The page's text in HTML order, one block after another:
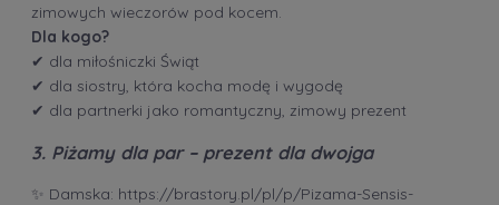
zimowych wieczorów pod kocem.
Dla kogo?
✔ dla miłośniczki Świąt
✔ dla siostry, która kocha modę i wygodę
✔ dla partnerki jako romantyczny, zimowy prezent
3. Piżamy dla par – prezent dla dwojga
✨ Damska: https://brastory.pl/pl/p/Pizama-Sensis-